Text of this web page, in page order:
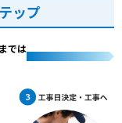
ップ
では